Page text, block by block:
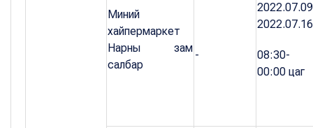
Миний
хайпермаркет
Нарны зам
салбар
-
2022.07.16
08:30-
00:00 цаг